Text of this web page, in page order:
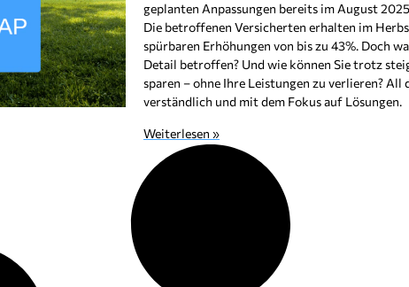
geplanten Anpassungen bereits im August
Die betroffenen Versicherten erhalten im
spürbaren Erhöhungen von bis zu 43%. Doch
Detail betroffen? Und wie können Sie trotz
sparen – ohne Ihre Leistungen zu verlieren?
verständlich und mit dem Fokus auf Lösungen.
Weiterlesen »